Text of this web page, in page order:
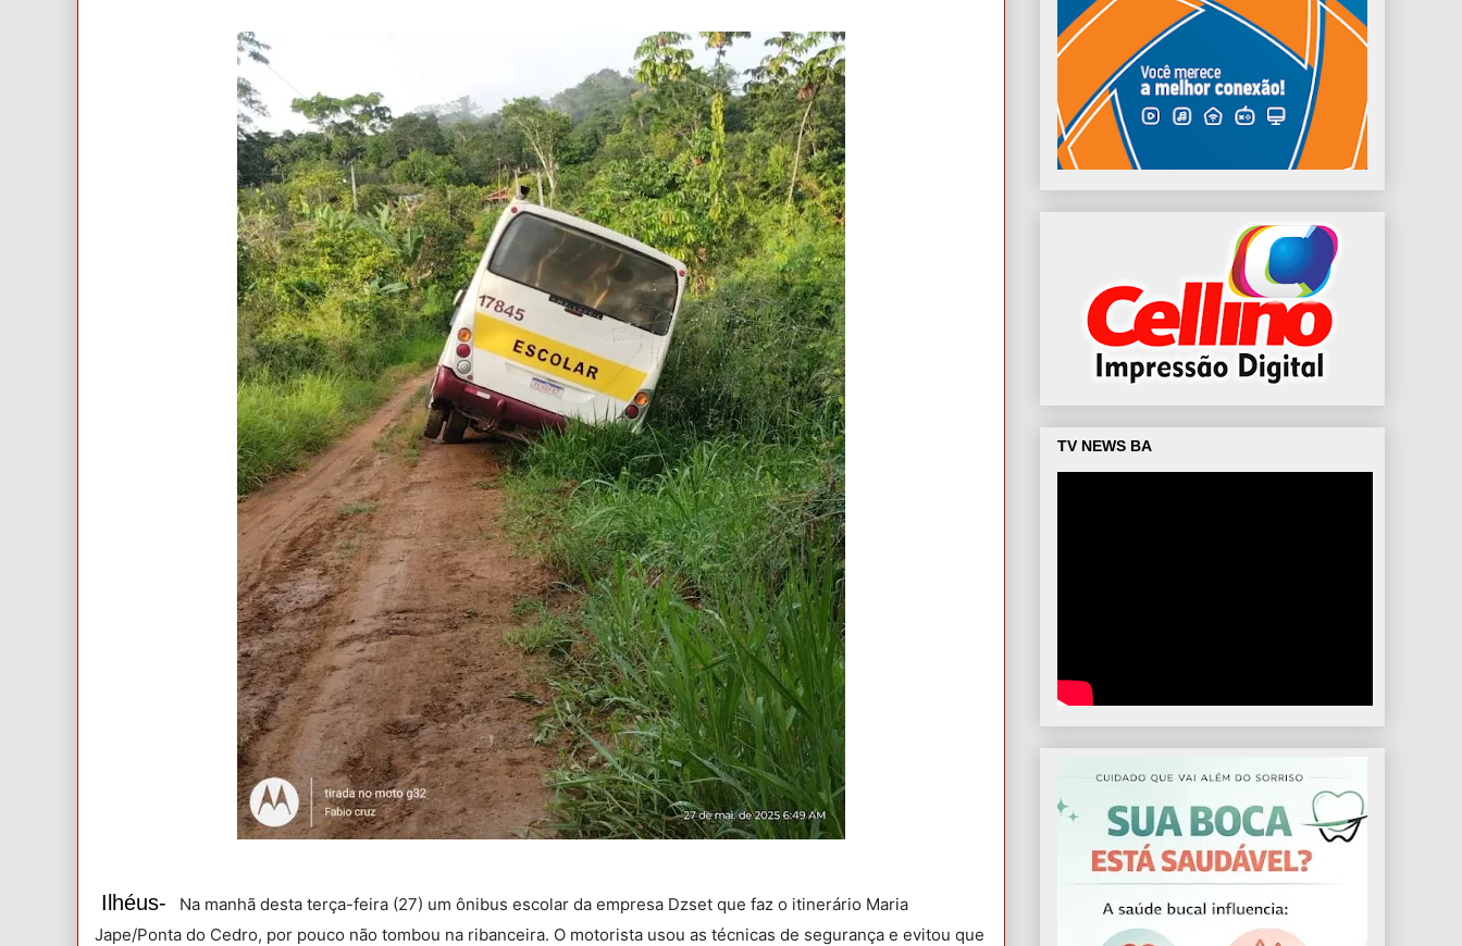
Ilhéus-
Na manhã desta terça-feira (27) um ônibus escolar da empresa Dzset que faz o itinerário Maria
Jape/Ponta do Cedro, por pouco não tombou na ribanceira. O motorista usou as técnicas de segurança e evitou que
TV NEWS BA